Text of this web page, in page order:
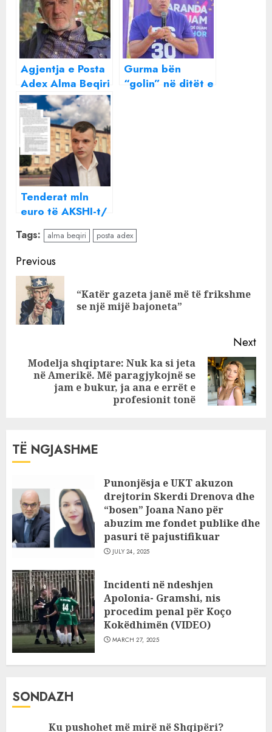
Agjentja e Posta
Adex Alma Beqiri
zhvati miliona
euro, zbardhet
dëshmia e
pronarit Foto
Zeneli : Si na e
bëri
Gurma bën
“golin” në ditët e
Tenderat mln
euro të AKSHI-t/
Ermal Beqiri
krijon “monopol”,
bashkon Horizon
me
Soft&Solution:
Pse po tolerohet
Karçanaj?
Tags: alma beqiri posta adex
Continue
Reading
Previous
“Katër gazeta janë më të frikshme
se një mijë bajoneta”
Next
Next
Modelja shqiptare: Nuk ka si jeta
në Amerikë. Më paragjykojnë se
jam e bukur, ja ana e errët e
profesionit tonë
TË NGJASHME
Punonjësja e UKT akuzon
drejtorin Skerdi Drenova dhe
“bosen” Joana Nano për
abuzim me fondet publike dhe
pasuri të pajustifikuar
JULY 24, 2025
Incidenti në ndeshjen
Apolonia- Gramshi, nis
procedim penal për Koço
Kokëdhimën (VIDEO)
MARCH 27, 2025
SONDAZH
Ku pushohet më mirë në Shqipëri?